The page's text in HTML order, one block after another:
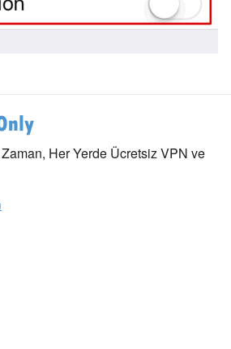
Her Yerde Ücretsiz VPN ve